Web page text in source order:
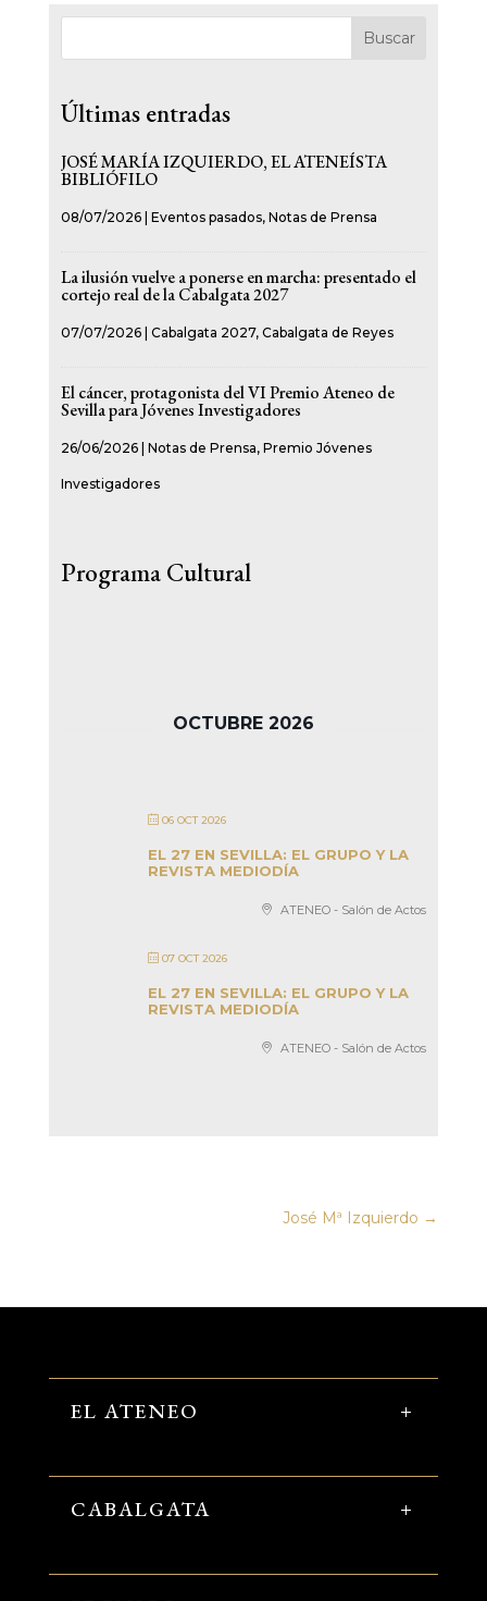
Buscar
Últimas entradas
JOSÉ MARÍA IZQUIERDO, EL ATENEÍSTA
BIBLIÓFILO
08/07/2026| Eventos pasados, Notas de Prensa
La ilusión vuelve a ponerse en marcha: presentado el
cortejo real de la Cabalgata 2027
07/07/2026| Cabalgata 2027, Cabalgata de Reyes
El cáncer, protagonista del VI Premio Ateneo de
Sevilla para Jóvenes Investigadores
26/06/2026| Notas de Prensa, Premio Jóvenes
Investigadores
Programa Cultural
OCTUBRE 2026
06 OCT 2026
EL 27 EN SEVILLA: EL GRUPO Y LA
REVISTA MEDIODÍA
ATENEO - Salón de Actos
07 OCT 2026
EL 27 EN SEVILLA: EL GRUPO Y LA
REVISTA MEDIODÍA
ATENEO - Salón de Actos
José Mª Izquierdo →
EL ATENEO
CABALGATA